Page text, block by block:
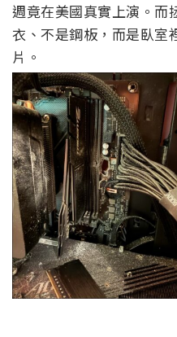
週竟在美國真實上演。而
衣、不是鋼板，而是臥室
片。